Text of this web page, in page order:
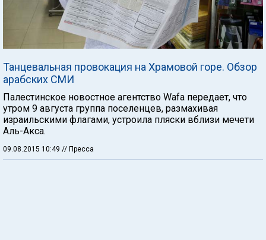
Танцевальная провокация на Храмовой горе. Обзор
арабских СМИ
Палестинское новостное агентство Wafa передает, что
утром 9 августа группа поселенцев, размахивая
израильскими флагами, устроила пляски вблизи мечети
Аль-Акса.
09.08.2015 10:49 // Пресса